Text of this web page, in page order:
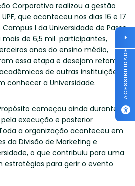
Corporativa realizou a gestão
que aconteceu nos dias 16 e 17
I da Universidade de Passo
mais de 6,5 mil participantes,
anos do ensino médio,
essa etapa e desejam retomar
de outras instituições e
conhecer a Universidade.
começou ainda durante o
execução e posterior
a organização aconteceu em
da Divisão de Marketing e
o que contribuiu para uma
estratégias para gerir o evento
ACESSIBILIDADE